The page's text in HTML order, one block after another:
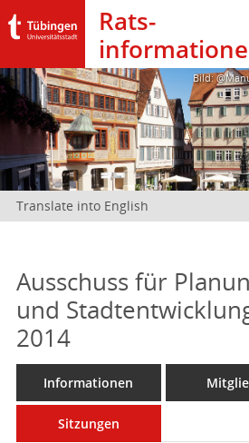
Rats­
Bild:
Translate into English
Ausschuss für
und
2014
Informationen
Sitzungen